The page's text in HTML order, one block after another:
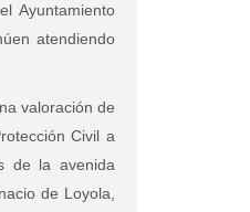
Ayuntamiento
atendiendo
valoración de
Civil a
de la avenida
de Loyola,